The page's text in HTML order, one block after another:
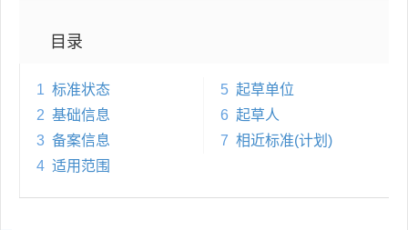
目录
1 标准状态
2 基础信息
3 备案信息
4 适用范围
5 起草单位
6 起草人
7 相近标准(计划)